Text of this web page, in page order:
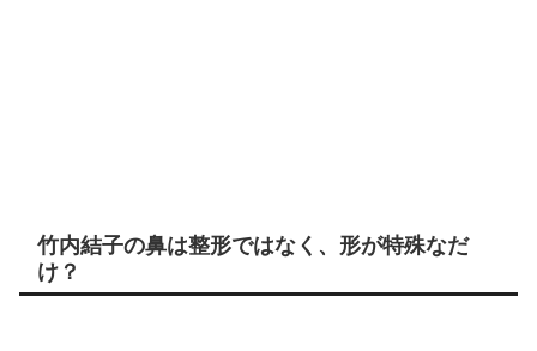
竹内結子の鼻は整形ではなく、形が特殊なだ
け？